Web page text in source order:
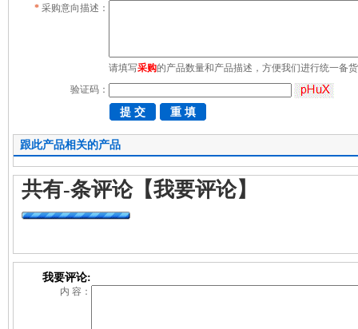
* 采购意向描述：
请填写采购的产品数量和产品描述，方便我们进行统一备
验证码：
跟此产品相关的产品
共有-条评论【我要评论】
我要评论:
内 容：